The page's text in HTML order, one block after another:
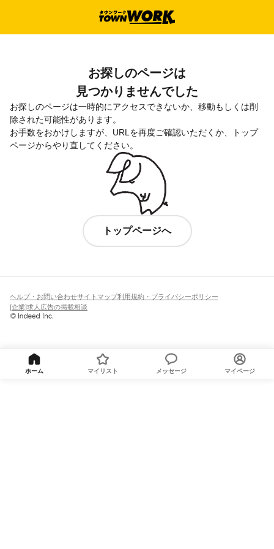
お探しのページは
見つかりませんでした
お探しのページは一時的にアクセスできないか、移動もしくは削
除された可能性があります。
お手数をおかけしますが、URLを再度ご確認いただくか、トップ
ページからやり直してください。
トップページへ
ヘルプ・お問い合わせサイトマップ利用規約・プライバシーポリシー
[企業]求人広告の掲載相談
ホーム マイリスト メッセージ マイページ